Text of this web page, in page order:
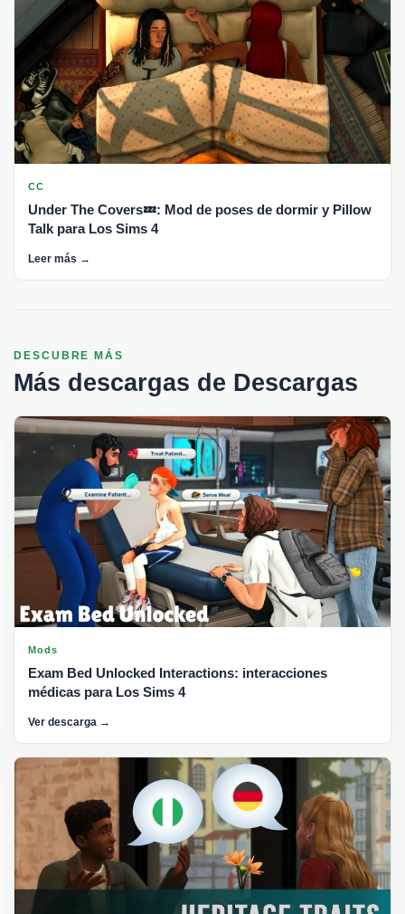
CC
Under The Covers💤: Mod de poses de dormir y Pillow
Talk para Los Sims 4
Leer más →
DESCUBRE MÁS
Más descargas de Descargas
Mods
Exam Bed Unlocked Interactions: interacciones
médicas para Los Sims 4
Ver descarga →